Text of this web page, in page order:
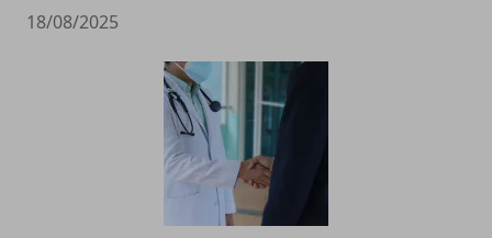
18/08/2025